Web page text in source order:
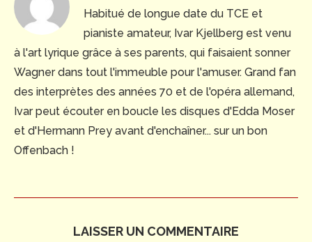
Habitué de longue date du TCE et
pianiste amateur, Ivar Kjellberg est venu
à l'art lyrique grâce à ses parents, qui faisaient sonner
Wagner dans tout l'immeuble pour l'amuser. Grand fan
des interprètes des années 70 et de l'opéra allemand,
Ivar peut écouter en boucle les disques d'Edda Moser
et d'Hermann Prey avant d'enchaîner... sur un bon
Offenbach !
LAISSER UN COMMENTAIRE